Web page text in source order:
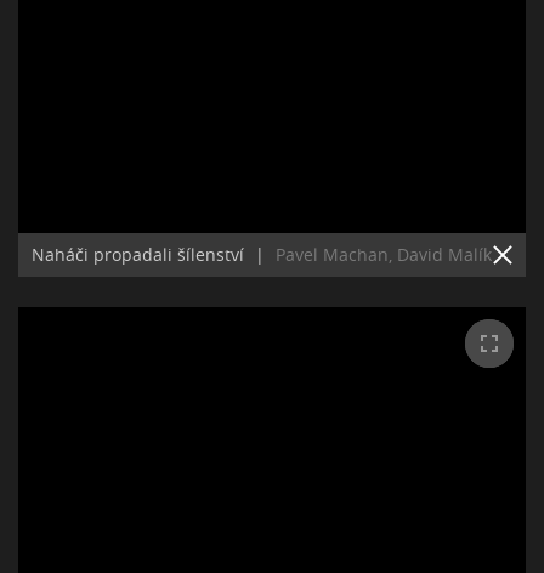
Naháči propadali šílenství | Pavel Machan, David Malík